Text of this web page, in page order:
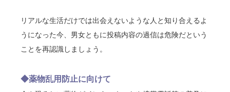
リアルな生活だけでは出会えないような人と知り合えるよ
うになった今、男女ともに投稿内容の過信は危険だという
ことを再認識しましょう。
◆薬物乱用防止に向けて